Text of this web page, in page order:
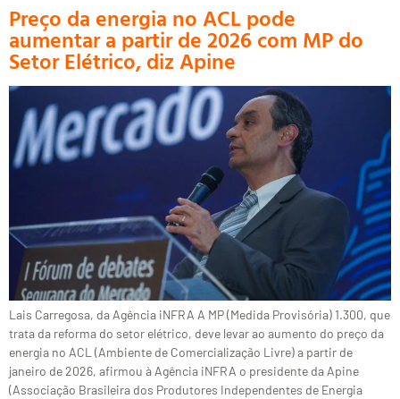
Preço da energia no ACL pode
aumentar a partir de 2026 com MP do
Setor Elétrico, diz Apine
Lais Carregosa, da Agência iNFRA A MP (Medida Provisória) 1.300, que
trata da reforma do setor elétrico, deve levar ao aumento do preço da
energia no ACL (Ambiente de Comercialização Livre) a partir de
janeiro de 2026, afirmou à Agência iNFRA o presidente da Apine
(Associação Brasileira dos Produtores Independentes de Energia